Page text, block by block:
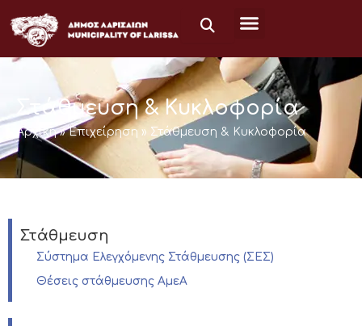
στο
περιεχόμενο
Στάθμευση & Κυκλοφορία
Αρχική»Επιχείρηση » Στάθμευση & Κυκλοφορία
Στάθμευση
Σύστημα Ελεγχόμενης Στάθμευσης (ΣΕΣ)
Θέσεις στάθμευσης ΑμεΑ